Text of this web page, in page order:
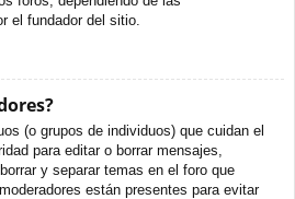
el fundador del sitio.
(o grupos de individuos) que cuidan el
para editar o borrar mensajes,
y separar temas en el foro que
están presentes para evitar